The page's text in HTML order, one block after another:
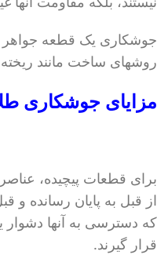
روشهای ساخت مانند
مزایای جوشکاری
برای قطعات پیچیده،
از قبل به پایان رسانده و
که دسترسی به آنها
قرار گیرند.